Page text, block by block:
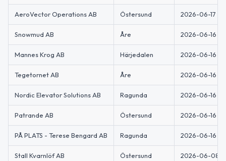
AeroVector Operations AB Östersund 2026-06-17
Snowmud AB Åre 2026-06-16
Mannes Krog AB Härjedalen 2026-06-16
Tegetornet AB Åre 2026-06-16
Nordic Elevator Solutions AB Ragunda 2026-06-16
Patrande AB Östersund 2026-06-16
PÅ PLATS - Terese Bengard AB Ragunda 2026-06-16
Stall Kvarnlöf AB Östersund 2026-06-08